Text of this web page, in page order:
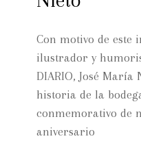
Con motivo de este
ilustrador y
DIARIO, José
historia de la
conmemorativo de
aniversario